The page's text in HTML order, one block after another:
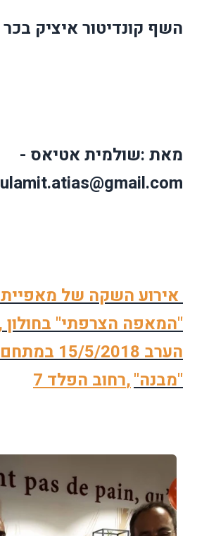
השף קונדיטור איציק בכר
מאת :שולמית אטיאס -
אירוע השקה של
"המאפה הצרפתי" בחולון
הערב15/5/2018
"מבנה",רחוב הפלד 7